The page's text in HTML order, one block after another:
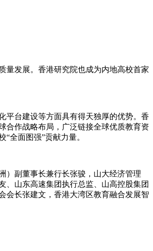
量发展。香港研究院也成为内地高校首家
平台建设等方面具有得天独厚的优势。香
合作战略布局，广泛链接全球优质教育资
全面图强”贡献力量。
）副董事长兼行长张骏，山大经济管理
、山东高速集团执行总监、山高控股集团
会长张建文，香港大湾区教育融合发展智